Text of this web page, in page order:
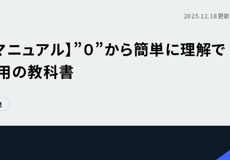
2025.12.18更新
ニュアル】”０”から簡単に理解で
の教科書